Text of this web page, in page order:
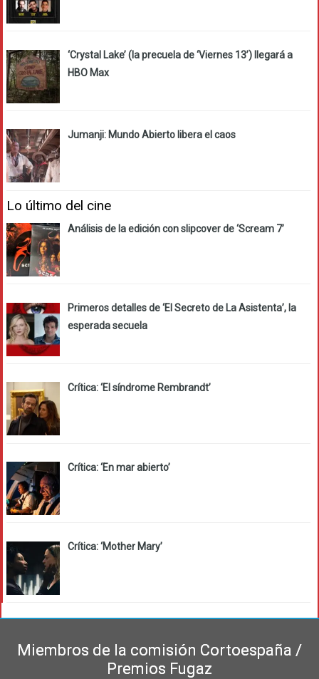
‘Crystal Lake’ (la precuela de ‘Viernes 13’) llegará a
HBO Max
Jumanji: Mundo Abierto libera el caos
Lo último del cine
Análisis de la edición con slipcover de ‘Scream 7’
Primeros detalles de ‘El Secreto de La Asistenta’, la
esperada secuela
Crítica: ‘El síndrome Rembrandt’
Crítica: ‘En mar abierto’
Crítica: ‘Mother Mary’
Miembros de la comisión Cortoespaña /
Premios Fugaz